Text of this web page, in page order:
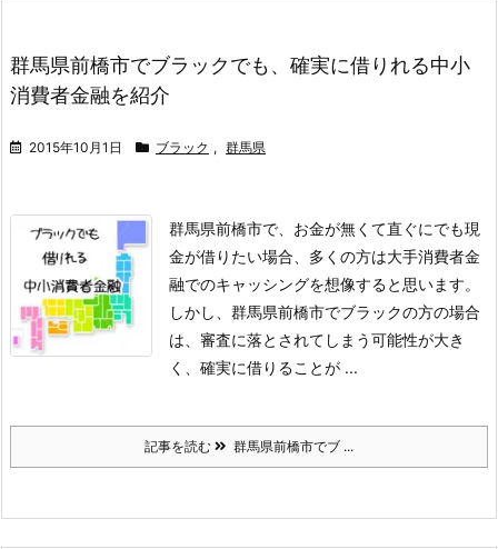
群馬県前橋市でブラックでも、確実に借りれる中小
消費者金融を紹介
2015年10月1日 ブラック , 群馬県
群馬県前橋市で、お金が無くて直ぐにでも現
金が借りたい場合、多くの方は大手消費者金
融でのキャッシングを想像すると思います。
しかし、群馬県前橋市でブラックの方の場合
は、審査に落とされてしまう可能性が大き
く、確実に借りることが ...
記事を読む 群馬県前橋市でブ ...